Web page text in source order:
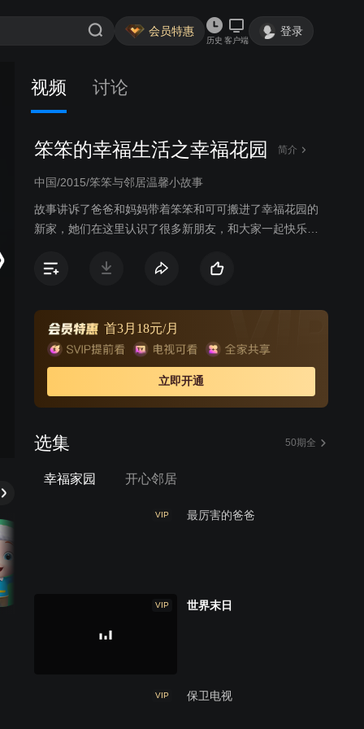
会员特惠
历史 客户端
登录
视频 讨论
笨笨的幸福生活之幸福花园 简介
中国/2015/笨笨与邻居温馨小故事
故事讲诉了爸爸和妈妈带着笨笨和可可搬进了幸福花园的
新家，她们在这里认识了很多新朋友，和大家一起快乐的
生活中熟悉的小区生活为背景，讲述了主人公可可、笨笨
首3月18元/月
立即开通
选集 50期全
幸福家园 开心邻居
VIP 最厉害的爸爸
VIP 世界末日
VIP 保卫电视